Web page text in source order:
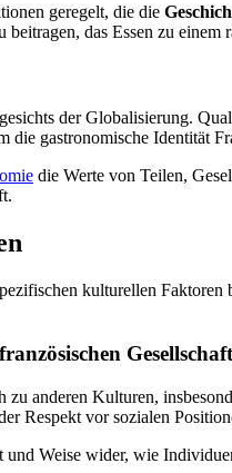
geregelt, die die
das Essen zu einem
der Globalisierung.
die gastronomische Identität
die Werte von Teilen,
kulturellen
Gesellschaft
anderen Kulturen,
Respekt vor sozialen
Weise wider, wie